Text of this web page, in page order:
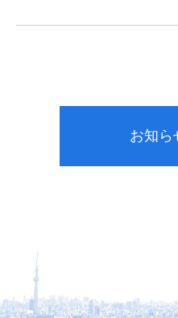
お知ら